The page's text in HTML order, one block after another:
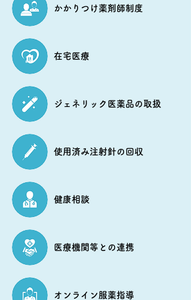
かかりつけ薬剤師制度
在宅医療
ジェネリック医薬品の取扱
使用済み注射針の回収
健康相談
医療機関等との連携
オンライン服薬指導